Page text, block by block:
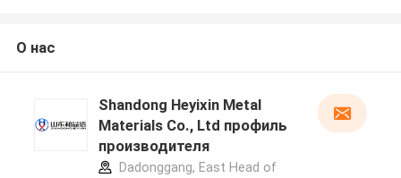
О нас
Shandong Heyixin Metal
Materials Co., Ltd профиль
производителя
Dadonggang, East Head of